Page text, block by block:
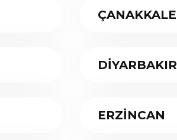
ÇANAKKALE
DİYARBAKIR
ERZİNCAN